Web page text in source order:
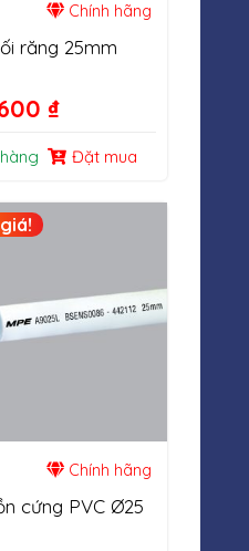
Chính hãng
răng 25mm
₫
Đặt mua
Chính hãng
cứng PVC Ø25